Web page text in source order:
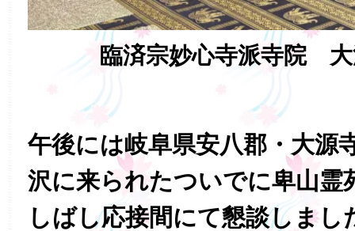
臨済宗妙心寺派寺院
午後には岐阜県安八郡・大源
沢に来られたついでに卑山霊
しばし応接間にて懇談しまし